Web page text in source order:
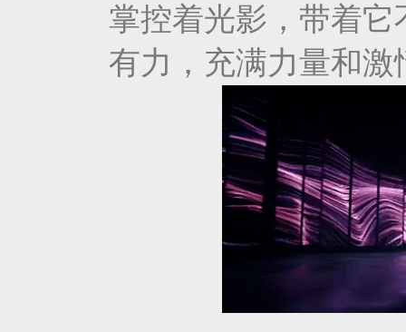
掌控着光影，带着它
有力，充满力量和